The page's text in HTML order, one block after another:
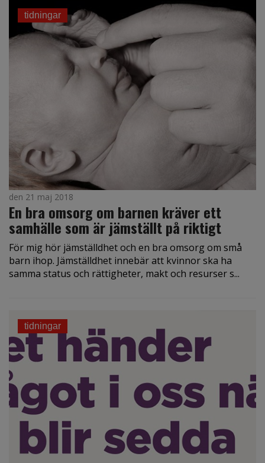
tidningar
den 21 maj 2018
En bra omsorg om barnen kräver ett
samhälle som är jämställt på riktigt
För mig hör jämställdhet och en bra omsorg om små
barn ihop. Jämställdhet innebär att kvinnor ska ha
samma status och rättigheter, makt och resurser s...
tidningar